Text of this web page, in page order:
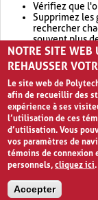
Vérifiez que
Supprimez les
rechercher
souvent plus
Envisagez
retournera
NOTRE SITE WEB
REHAUSSER
Le site web de
afin de recueillir des
expérience à ses
l’utilisation de ces
d’utilisation. Vous
vos paramètres de
témoins de connexion
personnels,cliquez ici.
Accepter